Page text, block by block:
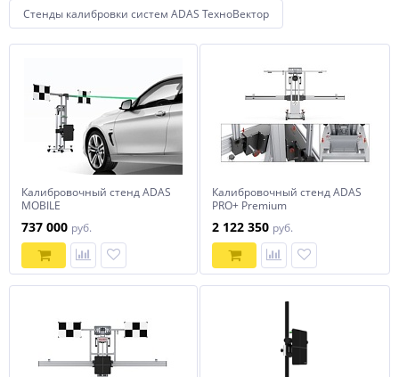
Стенды калибровки систем ADAS ТехноВектор
Калибровочный стенд ADAS
MOBILE
737 000 руб.
Калибровочный стенд ADAS
PRO+ Premium
2 122 350 руб.